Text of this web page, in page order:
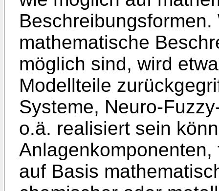
Beschreibungsformen.
mathematische
möglich sind, wird
Modellteile
Systeme, Neuro-
o.ä. realisiert sein
auf Basis